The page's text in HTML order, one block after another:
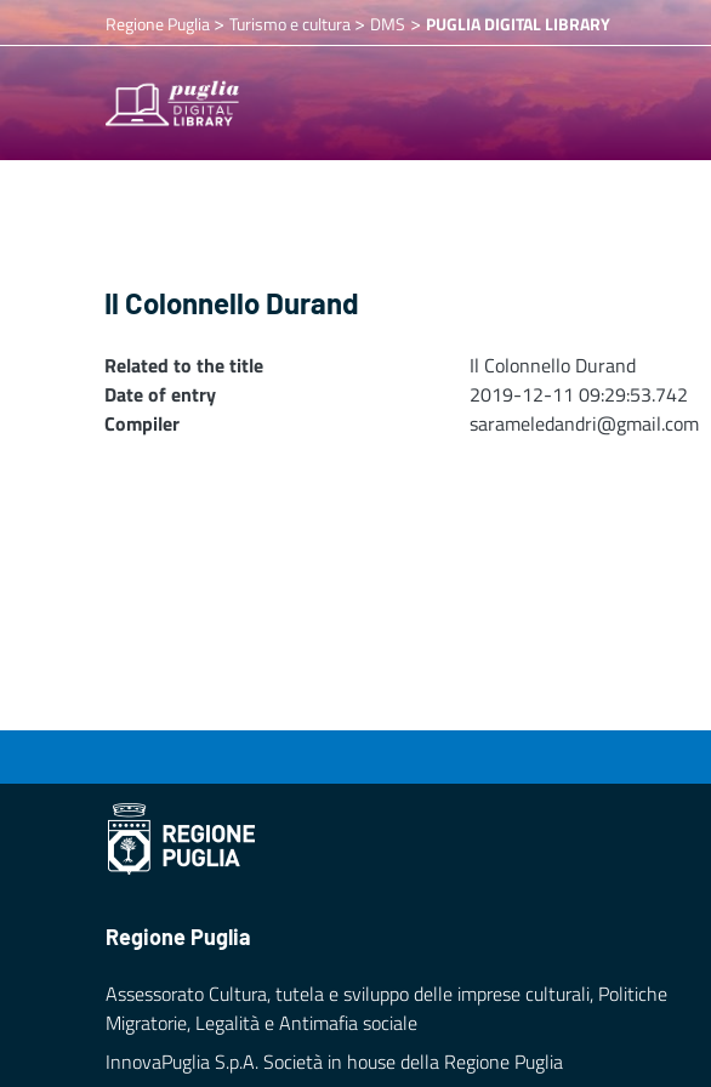
Regione Puglia> Turismo e cultura>DMS > PUGLIA DIGITAL LIBRARY
Il Colonnello Durand
Related to the title
Il Colonnello Durand
Date of entry
2019-12-11 09:29:53.742
Compiler
sarameledandri@gmail.com
Regione Puglia
Assessorato Cultura, tutela e sviluppo delle imprese culturali, Politiche
Migratorie, Legalità e Antimafia sociale
InnovaPuglia S.p.A. Società in house della Regione Puglia